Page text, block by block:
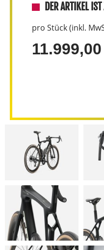
DER ARTIKEL
pro Stück (inkl.